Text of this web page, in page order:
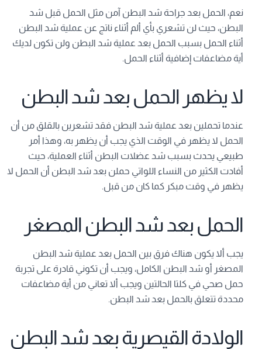
نعم، الحمل بعد جراحة شد البطن آمن مثل الحمل قبل شد
البطن، حيث لن تشعري بأي ألم أثناء ناتج عن عملية شد البطن
أثناء الحمل بسبب الحمل بعد عملية شد البطن ولن تكون لديك
أية مضاعفات إضافية أثناء الحمل.
لا يظهر الحمل بعد شد البطن
عندما تحملين بعد عملية شد البطن فقد تشعرين بالقلق من أن
الحمل لا يظهر في الوقت الذي يجب أن يظهر به، وهذا أمر
طبيعي يحدث بسبب شد عضلات البطن أثناء العملية، حيث
أفادت الكثير من النساء اللواتي حملن بعد شد البطن أن الحمل لا
يظهر في وقت مبكر كما كان من قبل.
الحمل بعد شد البطن المصغر
يجب ألا يكون هناك فرق بين الحمل بعد عملية شد البطن
المصغر أو شد البطن الكامل، ويجب أن تكوني قادرة على تجربة
حمل صحي في كلتا الحالتين ويجب ألا تعاني من أية مضاعفات
محددة تتعلق بالحمل بعد شد البطن.
الولادة القيصرية بعد شد البطن